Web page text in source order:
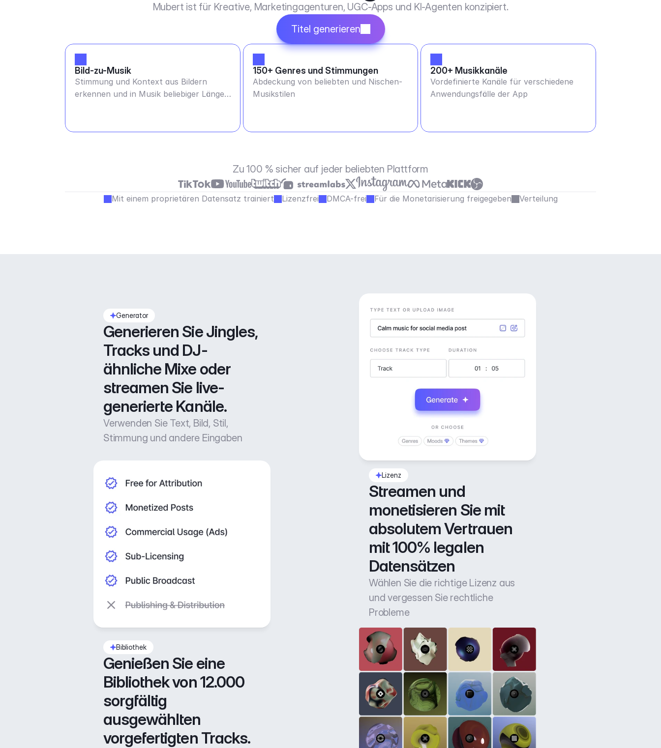
Mubert ist für Kreative, Marketingagenturen, UGC-Apps und KI-Agenten konzipiert.
Titel generieren
Bild-zu-Musik
Stimmung und Kontext aus Bildern
erkennen und in Musik beliebiger Länge
150+ Genres und Stimmungen
Abdeckung von beliebten und Nischen-
Musikstilen
200+ Musikkanäle
Vordefinierte Kanäle für verschiedene
Anwendungsfälle der App
Zu 100 % sicher auf jeder beliebten Plattform
Mit einem proprietären Datensatz trainiert Lizenzfrei DMCA-frei Für die Monetarisierung freigegeben Verteilung
Generator
Generieren Sie Jingles,
Tracks und DJ-
ähnliche Mixe oder
streamen Sie live-
generierte Kanäle.
Verwenden Sie Text, Bild, Stil,
Stimmung und andere Eingaben
Lizenz
Streamen und
monetisieren Sie mit
absolutem Vertrauen
mit 100% legalen
Datensätzen
Wählen Sie die richtige Lizenz aus
und vergessen Sie rechtliche
Probleme
Bibliothek
Genießen Sie eine
Bibliothek von 12.000
sorgfältig
ausgewählten
vorgefertigten Tracks.